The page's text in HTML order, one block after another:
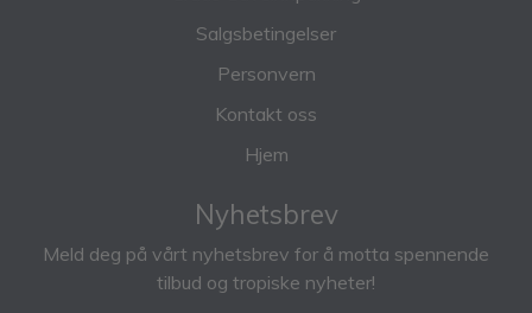
Salgsbetingelser
Personvern
Kontakt oss
Hjem
Nyhetsbrev
Meld deg på vårt nyhetsbrev for å motta spennende
tilbud og tropiske nyheter!